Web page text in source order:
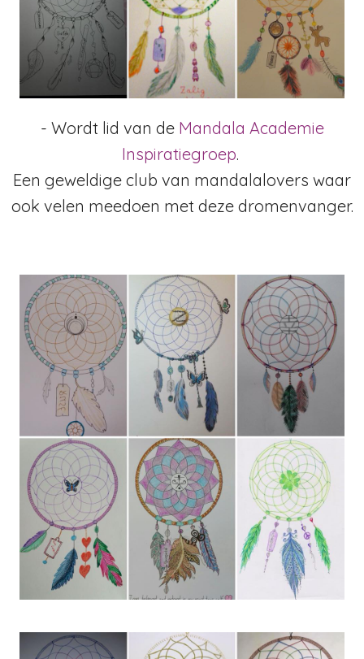
- Wordt lid van de Mandala Academie
Inspiratiegroep.
Een geweldige club van mandalalovers waar
ook velen meedoen met deze dromenvanger.